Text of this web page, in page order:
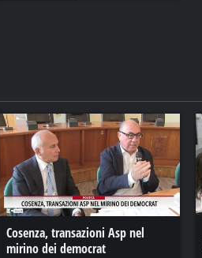
Cosenza, transazioni Asp nel
mirino dei democrat